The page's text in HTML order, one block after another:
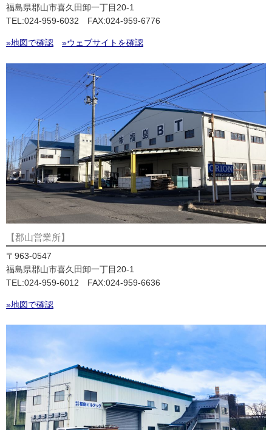
福島県郡山市喜久田卸一丁目20-1
TEL:024-959-6032 FAX:024-959-6776
»地図で確認 »ウェブサイトを確認
【郡山営業所】
〒963-0547
福島県郡山市喜久田卸一丁目20-1
TEL:024-959-6012 FAX:024-959-6636
»地図で確認